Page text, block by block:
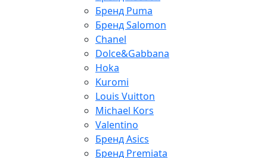
Бренд Puma
Бренд Salomon
Chanel
Dolce&Gabbana
Hoka
Kuromi
Louis Vuitton
Michael Kors
Valentino
Бренд Asics
Бренд Premiata